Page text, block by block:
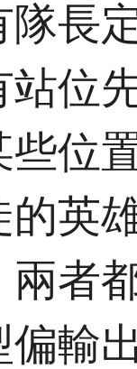
長
站位
些位
英
兩者
偏輸